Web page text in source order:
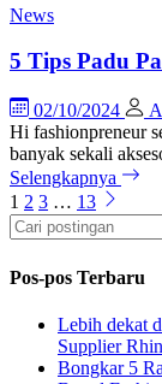
News
5 Tips Padu
02/10/2024
Hi fashionpreneur
banyak sekali
Selengkapnya
1 2 3 … 13
Pos-pos Terbaru
Lebih dekat
Supplier
Bongkar 5